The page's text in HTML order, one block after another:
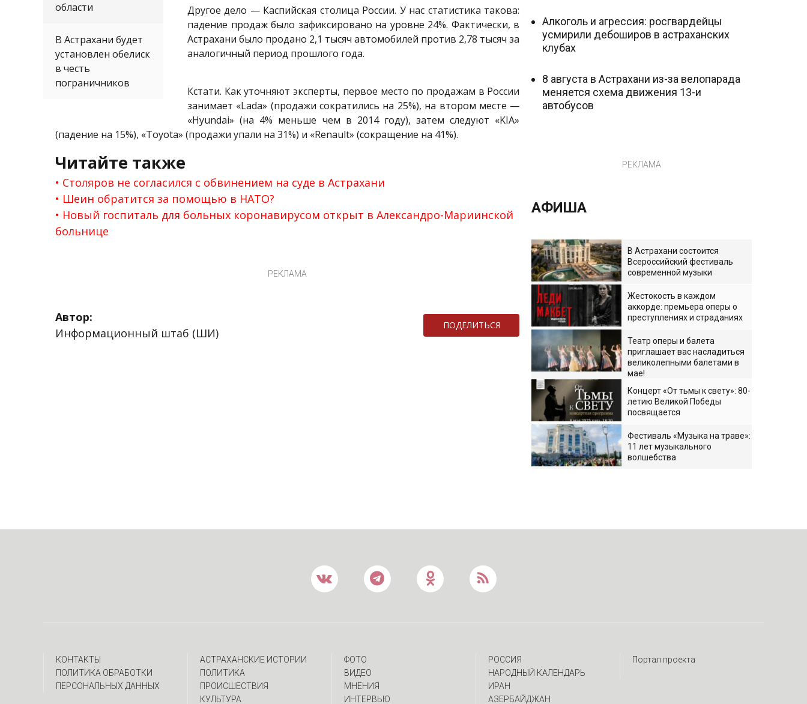
области
В Астрахани будет
установлен обелиск
в честь
пограничников
Другое дело — Каспийская столица России. У нас статистика такова:
падение продаж было зафиксировано на уровне 24%. Фактически, в
Астрахани было продано 2,1 тысяч автомобилей против 2,78 тысяч за
аналогичный период прошлого года.
Кстати. Как уточняют эксперты, первое место по продажам в России
занимает «Lada» (продажи сократились на 25%), на втором месте —
«Hyundai» (на 4% меньше чем в 2014 году), затем следуют «KIA»
(падение на 15%), «Toyota» (продажи упали на 31%) и «Renault» (сокращение на 41%).
Читайте также
Столяров не согласился с обвинением на суде в Астрахани
Шеин обратится за помощью в НАТО?
Новый госпиталь для больных коронавирусом открыт в Александро-Мариинской
больнице
РЕКЛАМА
Автор:
Информационный штаб (ШИ)
ПОДЕЛИТЬСЯ
Алкоголь и агрессия: росгвардейцы
усмирили дебоширов в астраханских
клубах
8 августа в Астрахани из-за велопарада
меняется схема движения 13-и
автобусов
РЕКЛАМА
АФИША
В Астрахани состоится
Всероссийский фестиваль
современной музыки
Жестокость в каждом
аккорде: премьера оперы о
преступлениях и страданиях
Театр оперы и балета
приглашает вас насладиться
великолепными балетами в
мае!
Концерт «От тьмы к свету»: 80-
летию Великой Победы
посвящается
Фестиваль «Музыка на траве»:
11 лет музыкального
волшебства
КОНТАКТЫ
ПОЛИТИКА ОБРАБОТКИ
ПЕРСОНАЛЬНЫХ ДАННЫХ
АСТРАХАНСКИЕ ИСТОРИИ
ПОЛИТИКА
ПРОИСШЕСТВИЯ
КУЛЬТУРА
ФОТО
ВИДЕО
МНЕНИЯ
ИНТЕРВЬЮ
РОССИЯ
НАРОДНЫЙ КАЛЕНДАРЬ
ИРАН
АЗЕРБАЙДЖАН
Портал проекта